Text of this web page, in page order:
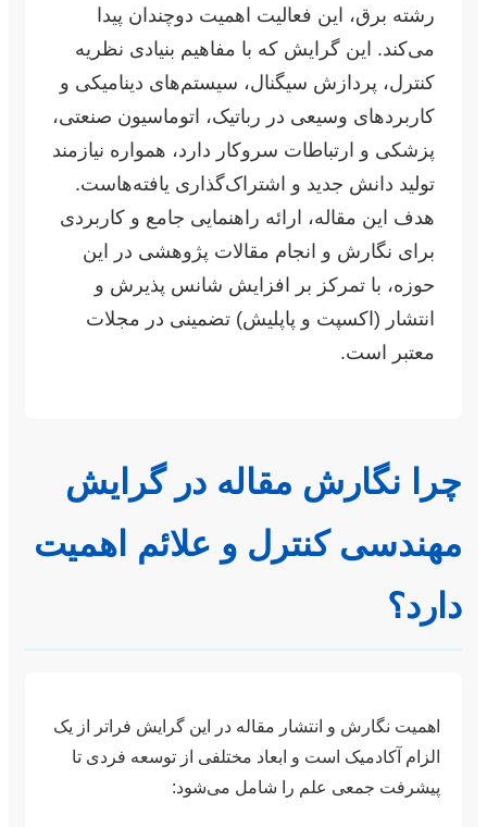
رشته برق، این فعالیت اهمیت دوچندان پیدا
می‌کند. این گرایش که با مفاهیم بنیادی نظریه
کنترل، پردازش سیگنال، سیستم‌های دینامیکی و
کاربردهای وسیعی در رباتیک، اتوماسیون صنعتی،
پزشکی و ارتباطات سروکار دارد، همواره نیازمند
تولید دانش جدید و اشتراک‌گذاری یافته‌هاست.
هدف این مقاله، ارائه راهنمایی جامع و کاربردی
برای نگارش و انجام مقالات پژوهشی در این
حوزه، با تمرکز بر افزایش شانس پذیرش و
انتشار (اکسپت و پاپلیش) تضمینی در مجلات
معتبر است.
چرا نگارش مقاله در گرایش
مهندسی کنترل و علائم اهمیت
دارد؟
اهمیت نگارش و انتشار مقاله در این گرایش فراتر از یک
الزام آکادمیک است و ابعاد مختلفی از توسعه فردی تا
پیشرفت جمعی علم را شامل می‌شود: